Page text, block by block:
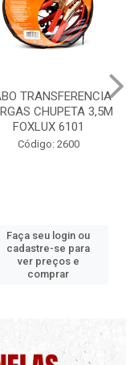
DE RODA TIPO CRUZ
FOX 4513
Código: 2628
Faça seu login ou
cadastre-se para
ver preços e
comprar